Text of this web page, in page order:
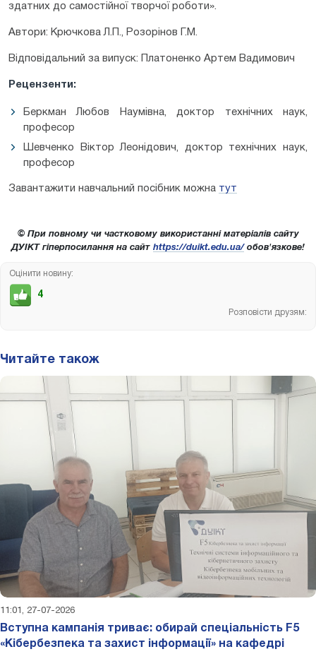
здатних до самостійної творчої роботи».
Автори: Крючкова Л.П., Розорінов Г.М.
Відповідальний за випуск: Платоненко Артем Вадимович
Рецензенти:
Беркман Любов Наумівна, доктор технічних наук,
професор
Шевченко Віктор Леонідович, доктор технічних наук,
професор
Завантажити навчальний посібник можна тут
© При повному чи частковому використанні матеріалів сайту
ДУІКТ гіперпосилання на сайт https://duikt.edu.ua/обов'язкове!
Оцінити новину:
4
Розповісти друзям:
Читайте також
11:01, 27-07-2026
Вступна кампанія триває: обирай спеціальність F5
«Кібербезпека та захист інформації» на кафедрі